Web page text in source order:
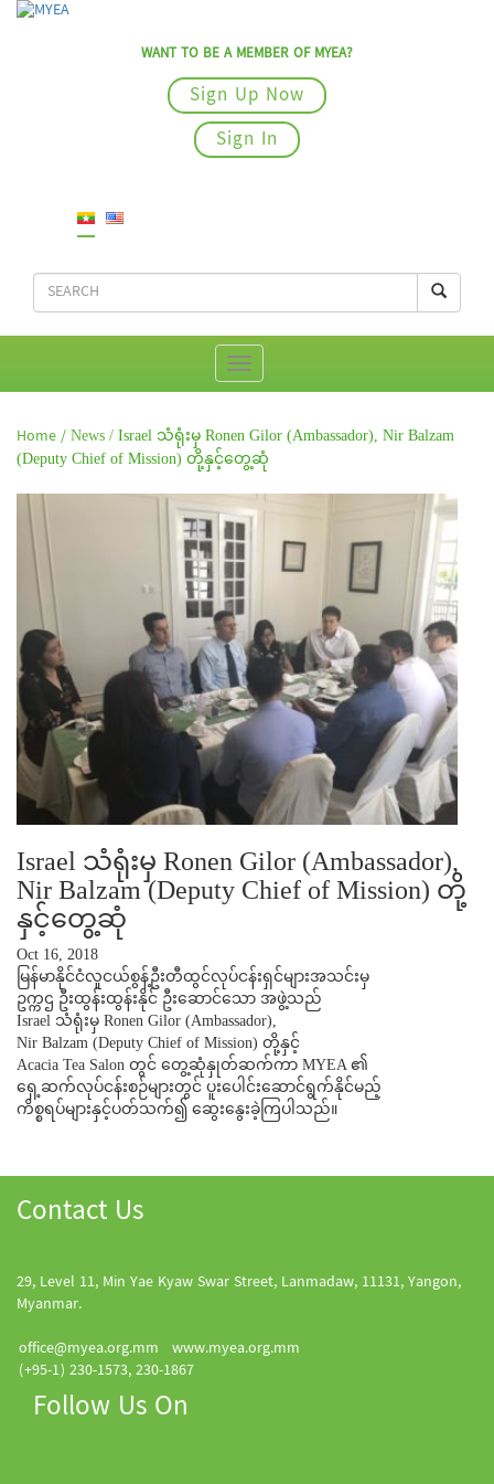
WANT TO BE A MEMBER OF MYEA?
Sign Up Now
Sign In
Home / News / Israel သံရုံးမှ Ronen Gilor (Ambassador), Nir Balzam
(Deputy Chief of Mission) တို့နှင့်တွေ့ဆုံ
Israel သံရုံးမှ Ronen Gilor (Ambassador),
Nir Balzam (Deputy Chief of Mission) တို့
နှင့်တွေ့ဆုံ
Oct 16, 2018
မြန်မာနိုင်ငံလူငယ်စွန့်ဦးတီထွင်လုပ်ငန်းရှင်များအသင်းမှ
ဥက္ကဌ ဦးထွန်းထွန်းနိုင် ဦးဆောင်သော အဖွဲ့သည်
Israel သံရုံးမှ Ronen Gilor (Ambassador),
Nir Balzam (Deputy Chief of Mission) တို့နှင့်
Acacia Tea Salon တွင် တွေ့ဆုံနှုတ်ဆက်ကာ MYEA ၏
ရှေ့ဆက်လုပ်ငန်းစဉ်များတွင် ပူးပေါင်းဆောင်ရွက်နိုင်မည့်
ကိစ္စရပ်များနှင့်ပတ်သက်၍ ဆွေးနွေးခဲ့ကြပါသည်။
Contact Us
29, Level 11, Min Yae Kyaw Swar Street, Lanmadaw, 11131, Yangon,
Myanmar.
office@myea.org.mm www.myea.org.mm
(+95-1) 230-1573, 230-1867
Follow Us On